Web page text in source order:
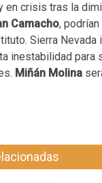
en crisis tras la
Camacho, podrían
Sierra Nevada
inestabilidad para
Miñán Molina